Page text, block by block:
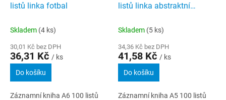
listů linka fotbal
Skladem (4 ks)
30,01 Kč bez DPH
36,31 Kč / ks
Do košíku
Záznamní kniha A6 100 listů
listů linka abstraktní
Skladem (5 ks)
34,36 Kč bez DPH
41,58 Kč / ks
Do košíku
Záznamní kniha A5 100 listů